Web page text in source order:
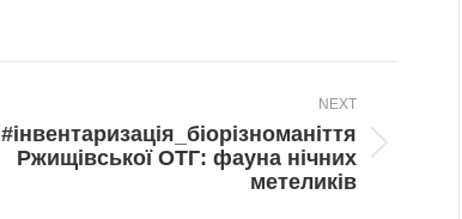
NEXT
#інвентаризація_біорізноманіття
Ржищівської ОТГ: фауна нічних
метеликів